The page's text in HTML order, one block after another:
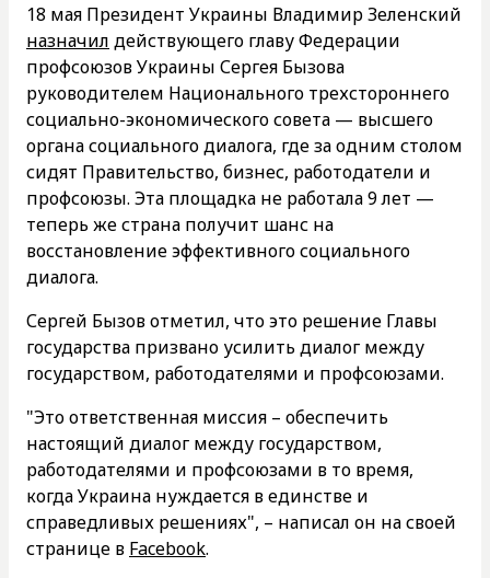
18 мая Президент Украины Владимир Зеленский
назначил действующего главу Федерации
профсоюзов Украины Сергея Бызова
руководителем Национального трехстороннего
социально-экономического совета — высшего
органа социального диалога, где за одним столом
сидят Правительство, бизнес, работодатели и
профсоюзы. Эта площадка не работала 9 лет —
теперь же страна получит шанс на
восстановление эффективного социального
диалога.
Сергей Бызов отметил, что это решение Главы
государства призвано усилить диалог между
государством, работодателями и профсоюзами.
"Это ответственная миссия – обеспечить
настоящий диалог между государством,
работодателями и профсоюзами в то время,
когда Украина нуждается в единстве и
справедливых решениях", – написал он на своей
странице в Facebook.